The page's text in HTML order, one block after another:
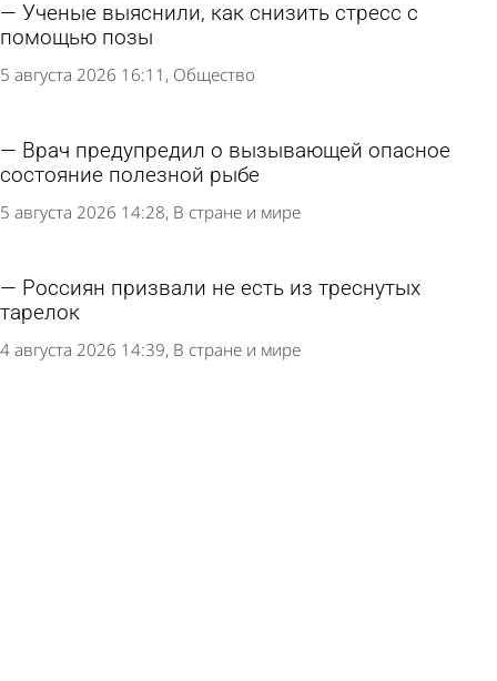
Ученые выяснили, как снизить стресс с
помощью позы
5 августа 2026 16:11 Общество
Врач предупредил о вызывающей опасное
состояние полезной рыбе
5 августа 2026 14:28 В стране и мире
Россиян призвали не есть из треснутых
тарелок
4 августа 2026 14:39 В стране и мире